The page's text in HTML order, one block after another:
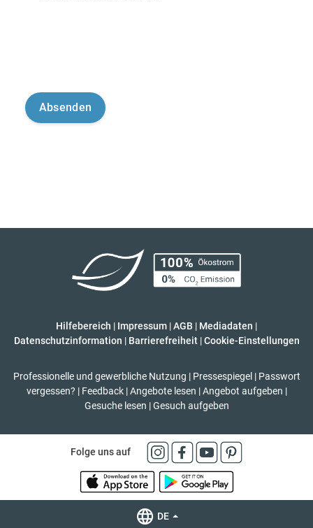
Hilfebereich | Impressum |AGB | Mediadaten |
Datenschutzinformation | Barrierefreiheit | Cookie-Einstellungen
Professionelle und gewerbliche Nutzung | Pressespiegel | Passwort
vergessen? | Feedback | Angebote lesen | Angebot aufgeben |
Gesuche lesen | Gesuch aufgeben
Folge uns auf
DE